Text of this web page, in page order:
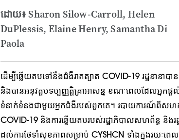
ដោយ៖ Sharon Silow-Carroll, Helen
DuPlessis, Elaine Henry, Samantha Di
Paola
ដើម្បីឆ្លើយតបទៅនឹងជំងឺរាតត្បាត COVID-19 រដ្ឋនានា
និងបានអនុវត្តបទប្បញ្ញត្តិគ្រាអាសន្ន ខណៈពេលដែលអ្នកផ្តល់ស
ទំនាក់ទំនងជាមួយអ្នកជំងឺរបស់ពួកគេ។ របាយការណ៍ពីសហ
COVID-19 និងការឆ្លើយតបរបស់រដ្ឋាភិបាលសហព័ន្ធ និងរ
ដល់ការថែទាំសុខភាពសម្រាប់ CYSHCN ទាំងក្នុងរយៈព